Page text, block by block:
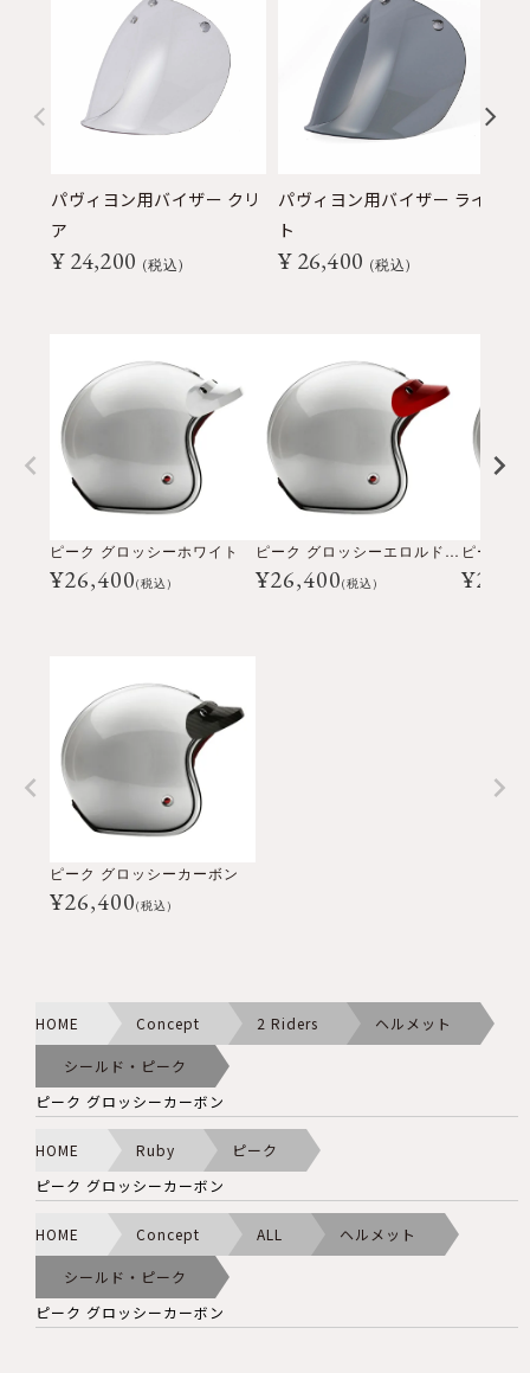
パヴィヨン用バイザー クリ
ア
¥ 24,200 税込
パヴィヨン用バイザー ライ
ト
¥ 26,400 税込
ピーク グロッシーホワイト
¥26,400(税込)
ピーク グロッシーエロルドレッド
¥26,400(税込) ¥
ピーク グロッシーカーボン
¥26,400(税込)
HOME Concept 2 Riders ヘルメット
シールド・ピーク
ピーク グロッシーカーボン
HOME Ruby
ピーク
ピーク グロッシーカーボン
HOME Concept ALL ヘルメット
シールド・ピーク
ピーク グロッシーカーボン